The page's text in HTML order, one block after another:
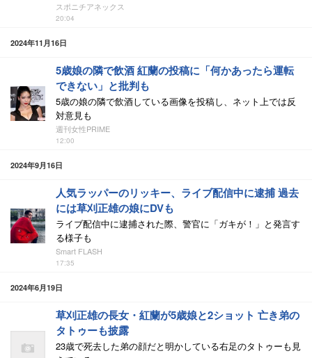
スポニチアネックス
20:04
2024年11月16日
5歳娘の隣で飲酒 紅蘭の投稿に「何かあったら運転
できない」と批判も
5歳の娘の隣で飲酒している画像を投稿し、ネット上では反
対意見も
週刊女性PRIME
12:00
2024年9月16日
人気ラッパーのリッキー、ライブ配信中に逮捕 過去
には草刈正雄の娘にDVも
ライブ配信中に逮捕された際、警官に「ガキが！」と発言す
る様子も
Smart FLASH
17:35
2024年6月19日
草刈正雄の長女・紅蘭が5歳娘と2ショット 亡き弟の
タトゥーも披露
23歳で死去した弟の顔だと明かしている右足のタトゥーも見